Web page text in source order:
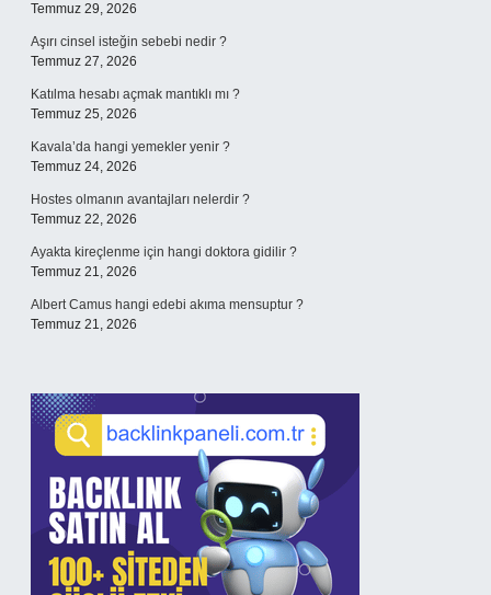
Temmuz 29, 2026
Aşırı cinsel isteğin sebebi nedir ?
Temmuz 27, 2026
Katılma hesabı açmak mantıklı mı ?
Temmuz 25, 2026
Kavala’da hangi yemekler yenir ?
Temmuz 24, 2026
Hostes olmanın avantajları nelerdir ?
Temmuz 22, 2026
Ayakta kireçlenme için hangi doktora gidilir ?
Temmuz 21, 2026
Albert Camus hangi edebi akıma mensuptur ?
Temmuz 21, 2026